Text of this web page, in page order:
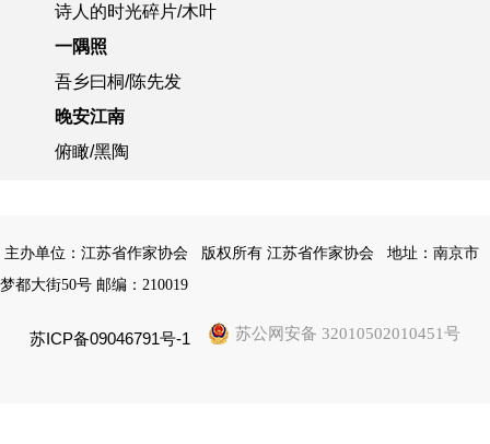
诗人的时光碎片/木叶
一隅照
吾乡曰桐/陈先发
晚安江南
俯瞰/黑陶
主办单位：江苏省作家协会 版权所有 江苏省作家协会
地址：南京市
梦都大街50号 邮编：210019
苏ICP备09046791号-1 苏公网安备 32010502010451号